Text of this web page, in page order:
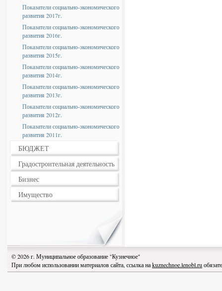
Показатели социально-экономического
развития 2017г.
Показатели социально-экономического
развития 2016г.
Показатели социально-экономического
развития 2015г.
Показатели социально-экономического
развития 2014г.
Показатели социально-экономического
развития 2013г.
Показатели социально-экономического
развития 2012г.
Показатели социально-экономического
развития 2011г.
БЮДЖЕТ
Градостроительная деятельность
Бизнес
Имущество
© 2026 г. Муниципальное образование "Кузнечное"
При любом использовании материалов сайта, ссылка наkuznechnoe.lenobl.ru